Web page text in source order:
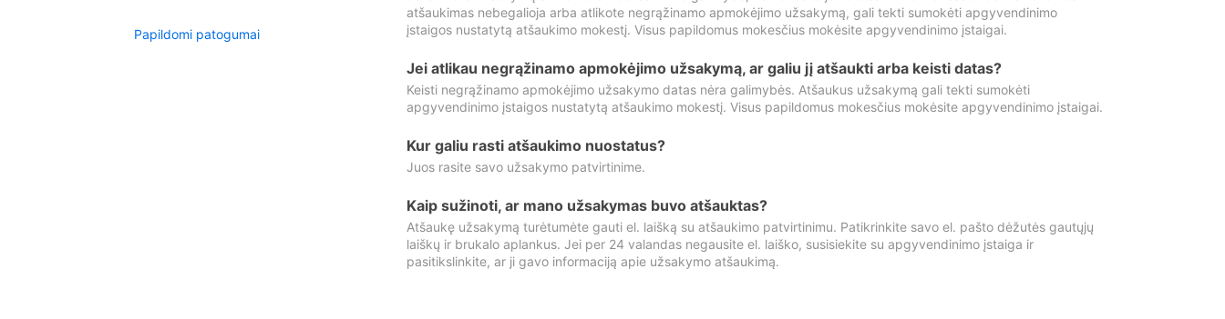
Papildomi patogumai
atšaukimas nebegalioja arba atlikote negrąžinamo apmokėjimo užsakymą, gali tekti sumokėti apgyvendinimo
įstaigos nustatytą atšaukimo mokestį. Visus papildomus mokesčius mokėsite apgyvendinimo įstaigai.
Jei atlikau negrąžinamo apmokėjimo užsakymą, ar galiu jį atšaukti arba keisti datas?
Keisti negrąžinamo apmokėjimo užsakymo datas nėra galimybės. Atšaukus užsakymą gali tekti sumokėti
apgyvendinimo įstaigos nustatytą atšaukimo mokestį. Visus papildomus mokesčius mokėsite apgyvendinimo įstaigai.
Kur galiu rasti atšaukimo nuostatus?
Juos rasite savo užsakymo patvirtinime.
Kaip sužinoti, ar mano užsakymas buvo atšauktas?
Atšaukę užsakymą turėtumėte gauti el. laišką su atšaukimo patvirtinimu. Patikrinkite savo el. pašto dėžutės gautųjų
laiškų ir brukalo aplankus. Jei per 24 valandas negausite el. laiško, susisiekite su apgyvendinimo įstaiga ir
pasitikslinkite, ar ji gavo informaciją apie užsakymo atšaukimą.